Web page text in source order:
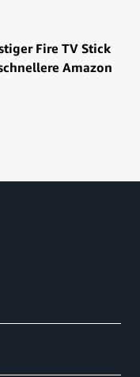
Fire TV Stick
Amazon